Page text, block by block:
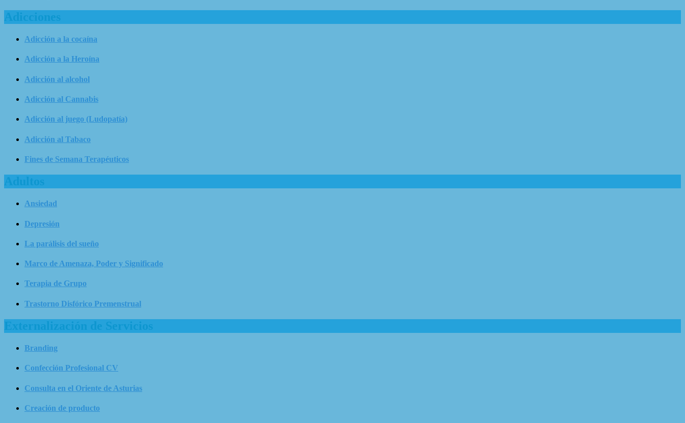
Adicciones
Adicción a la cocaína
Adicción a la Heroína
Adicción al alcohol
Adicción al Cannabis
Adicción al juego (Ludopatía)
Adicción al Tabaco
Fines de Semana Terapéuticos
Adultos
Ansiedad
Depresión
La parálisis del sueño
Marco de Amenaza, Poder y Significado
Terapia de Grupo
Trastorno Disfórico Premenstrual
Externalización de Servicios
Branding
Confección Profesional CV
Consulta en el Oriente de Asturias
Creación de producto